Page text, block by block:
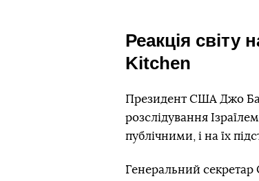
Реакція світу
Kitchen
Президент США Джо
розслідування
публічними, і на їх
Генеральний